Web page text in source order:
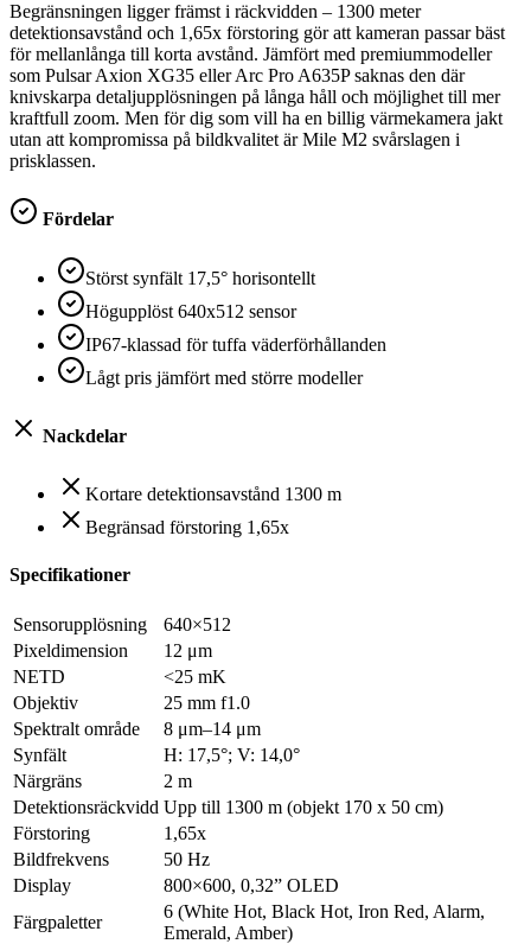
Begränsningen ligger främst i räckvidden – 1300 meter
detektionsavstånd och 1,65x förstoring gör att kameran passar bäst
för mellanlånga till korta avstånd. Jämfört med premiummodeller
som Pulsar Axion XG35 eller Arc Pro A635P saknas den där
knivskarpa detaljupplösningen på långa håll och möjlighet till mer
kraftfull zoom. Men för dig som vill ha en billig värmekamera jakt
utan att kompromissa på bildkvalitet är Mile M2 svårslagen i
prisklassen.
Fördelar
Störst synfält 17,5° horisontellt
Högupplöst 640x512 sensor
IP67-klassad för tuffa väderförhållanden
Lågt pris jämfört med större modeller
Nackdelar
Kortare detektionsavstånd 1300 m
Begränsad förstoring 1,65x
Specifikationer
Sensorupplösning
640×512
Pixeldimension
12 μm
NETD
<25 mK
Objektiv
25 mm f1.0
Spektralt område
8 μm–14 μm
Synfält
H: 17,5°; V: 14,0°
Närgräns
2 m
Detektionsräckvidd Upp till 1300 m (objekt 170 x 50 cm)
Förstoring
1,65x
Bildfrekvens
50 Hz
Display
800×600, 0,32” OLED
Färgpaletter
6 (White Hot, Black Hot, Iron Red, Alarm,
Emerald, Amber)